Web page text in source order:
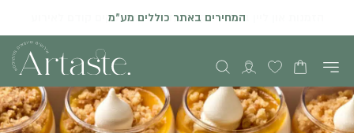
הזמנות און ליין באתר יתקבלו עד שני ימי עסקים קודם לאירוע
המחירים באתר כוללים מע"מ